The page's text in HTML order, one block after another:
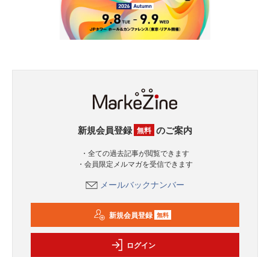
新規会員登録 無料 のご案内
・全ての過去記事が閲覧できます
・会員限定メルマガを受信できます
メールバックナンバー
新規会員登録 無料
ログイン